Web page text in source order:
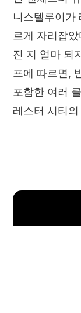
니스텔루이가
르게 자리잡
진 지 얼마 되
프에 따르면,
포함한 여러
레스터 시티